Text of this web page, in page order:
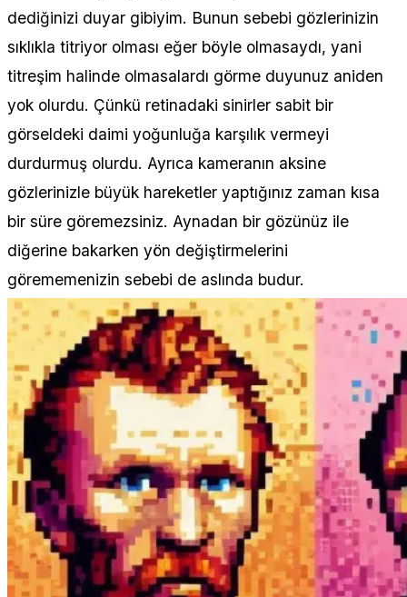
dediğinizi duyar gibiyim. Bunun sebebi gözlerinizin
sıklıkla titriyor olması eğer böyle olmasaydı, yani
titreşim halinde olmasalardı görme duyunuz aniden
yok olurdu. Çünkü retinadaki sinirler sabit bir
görseldeki daimi yoğunluğa karşılık vermeyi
durdurmuş olurdu. Ayrıca kameranın aksine
gözlerinizle büyük hareketler yaptığınız zaman kısa
bir süre göremezsiniz. Aynadan bir gözünüz ile
diğerine bakarken yön değiştirmelerini
görememenizin sebebi de aslında budur.